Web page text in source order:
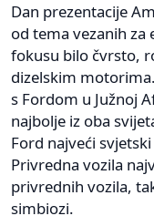
Dan prezentacije
od tema vezanih
fokusu bilo čvrsto,
dizelskim
s Fordom u Južnoj
najbolje iz oba
Ford najveći
Privredna vozila
privrednih vozila,
simbiozi.